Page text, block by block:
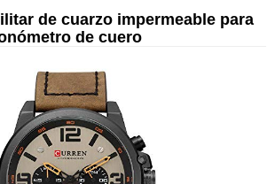
de cuarzo impermeable para
de cuero